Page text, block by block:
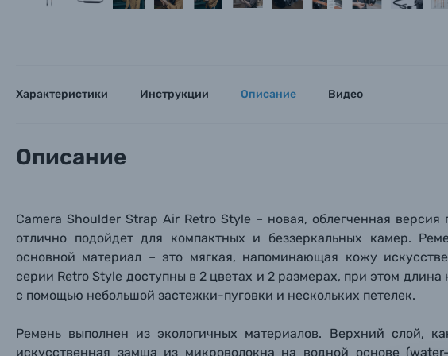
Появились
Мы постараемся
Имя и Фамилия*
Появились
Мы постараемся
Имя и Фамилия*
Цифровые фотоаппараты
Фотокамеры моментальной печати
Видеокамеры
Объективы для фотоаппаратов
Характеристики Инструкции Описание Видео
Описание
Camera Shoulder Strap Air Retro Style – новая, облегченная версия
отлично подойдет для компактных и беззеркальных камер.
основной материал – это мягкая, напоминающая кожу
серии Retro Style доступны в 2 цветах и 2 размерах, при этом
с помощью небольшой застежки-пуговки и нескольких петелек.
Ремень выполнен из экологичных материалов. Верхний слой,
искусственная замша из микроволокна на водной основе
Появились
Мы постараемся
Имя и Фамилия*